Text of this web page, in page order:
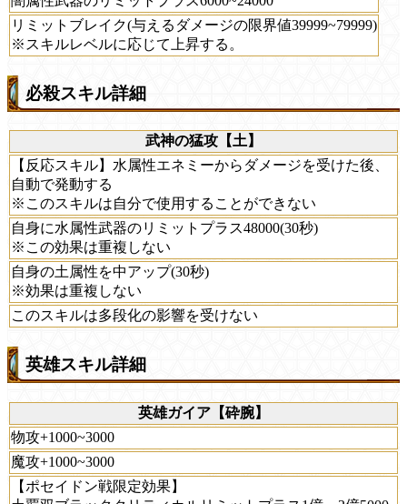
リミットブレイク(与えるダメージの限界値39999~79999)
※スキルレベルに応じて上昇する。
必殺スキル詳細
武神の猛攻【土】
【反応スキル】水属性エネミーからダメージを受けた後、
自動で発動する
※このスキルは自分で使用することができない
自身に水属性武器のリミットプラス48000(30秒)
※この効果は重複しない
自身の土属性を中アップ(30秒)
※効果は重複しない
このスキルは多段化の影響を受けない
英雄スキル詳細
英雄ガイア【砕腕】
物攻+1000~3000
魔攻+1000~3000
【ポセイドン戦限定効果】